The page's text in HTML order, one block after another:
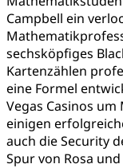
Campbell ein
sechsköpfiges
Kartenzählen
eine Formel
Vegas Casinos
einigen
auch die Security
Spur von Rosa